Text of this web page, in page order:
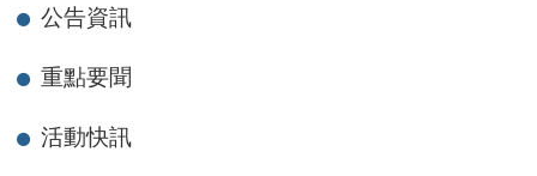
公告資訊
重點要聞
活動快訊